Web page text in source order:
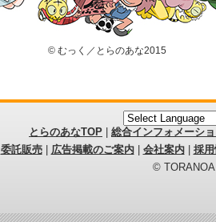
© むっく／とらのあな2015
とらのあなTOP
総合インフォメーシ
委託販売| 広告掲載のご案内| 会社案内| 採
©